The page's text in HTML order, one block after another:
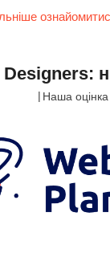
Наша оцінка